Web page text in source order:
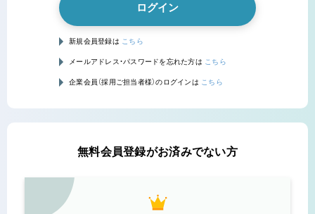
ログイン
新規会員登録は こちら
メールアドレス・パスワードを忘れた方は こちら
企業会員（採用ご担当者様）のログインは こちら
無料会員登録がお済みでない方